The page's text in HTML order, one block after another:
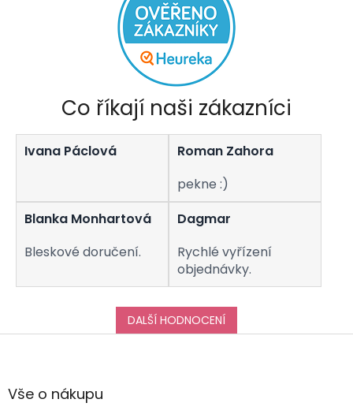
Co říkají naši zákazníci
Ivana Páclová
Roman Zahora
pekne :)
Blanka Monhartová
Bleskové doručení.
Dagmar
Rychlé vyřízení
objednávky.
DALŠÍ HODNOCENÍ
Z
aVše o nákupu